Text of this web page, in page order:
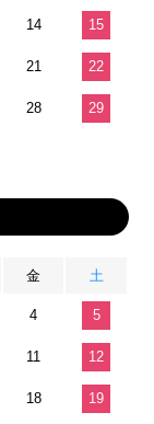
14 15
21 22
28 29
金 土
4 5
11 12
18 19